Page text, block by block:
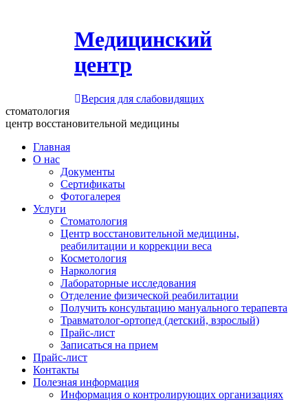
Медицинский
центр
Версия для слабовидящих
стоматология
центр восстановительной медицины
Главная
О нас
Документы
Сертификаты
Фотогалерея
Услуги
Стоматология
Центр восстановительной медицины,
реабилитации и коррекции веса
Косметология
Наркология
Лабораторные исследования
Отделение физической реабилитации
Получить консультацию мануального терапевта
Травматолог-ортопед (детский, взрослый)
Прайс-лист
Записаться на прием
Прайс-лист
Контакты
Полезная информация
Информация о контролирующих организациях